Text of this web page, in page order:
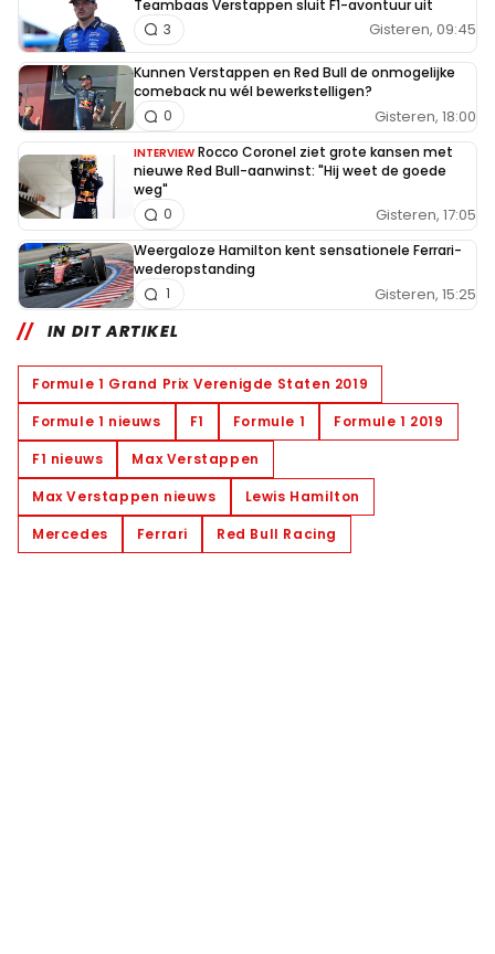
Teambaas Verstappen sluit F1-avontuur uit
Gisteren, 09:45
3
Kunnen Verstappen en Red Bull de onmogelijke
comeback nu wél bewerkstelligen?
Gisteren, 18:00
0
INTERVIEW Rocco Coronel ziet grote kansen met
nieuwe Red Bull-aanwinst: "Hij weet de goede
weg"
Gisteren, 17:05
0
Weergaloze Hamilton kent sensationele Ferrari-
wederopstanding
Gisteren, 15:25
1
IN DIT ARTIKEL
Formule 1 Grand Prix Verenigde Staten 2019
Formule 1 nieuws
F1 Formule 1
Formule 1 2019
F1 nieuws
Max Verstappen
Max Verstappen nieuws
Lewis Hamilton
Mercedes
Ferrari Red Bull Racing